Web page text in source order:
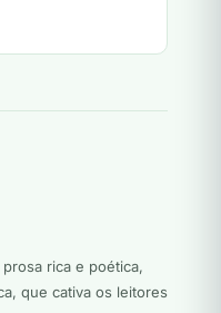
rica e poética,
que cativa os leitores